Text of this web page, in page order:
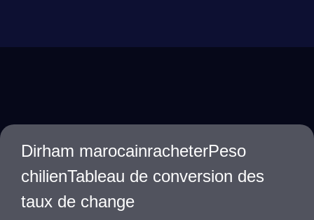
Dirham marocainracheterPeso
chilienTableau de conversion des
taux de change